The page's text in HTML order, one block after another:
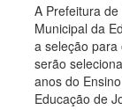
A Prefeitura
Municipal da
a seleção para
serão
anos do
Educação de